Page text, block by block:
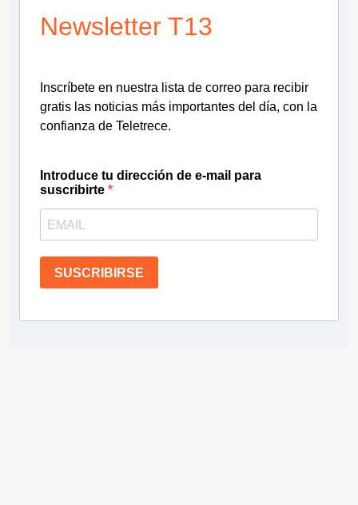
Newsletter T13
Inscríbete en nuestra lista de correo para recibir
gratis las noticias más importantes del día, con la
confianza de Teletrece.
Introduce tu dirección de e-mail para
suscribirte
SUSCRIBIRSE